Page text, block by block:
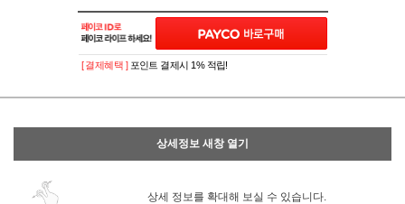
이벤트페이포인트 적립 혜택 2배 UP!
[ 결제혜택 ] 포인트 결제시 1% 적립!
상세정보 새창 열기
상세 정보를 확대해 보실 수 있습니다.